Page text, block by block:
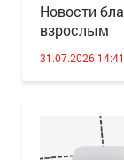
Новости
взрослым
31.07.2026 14:41